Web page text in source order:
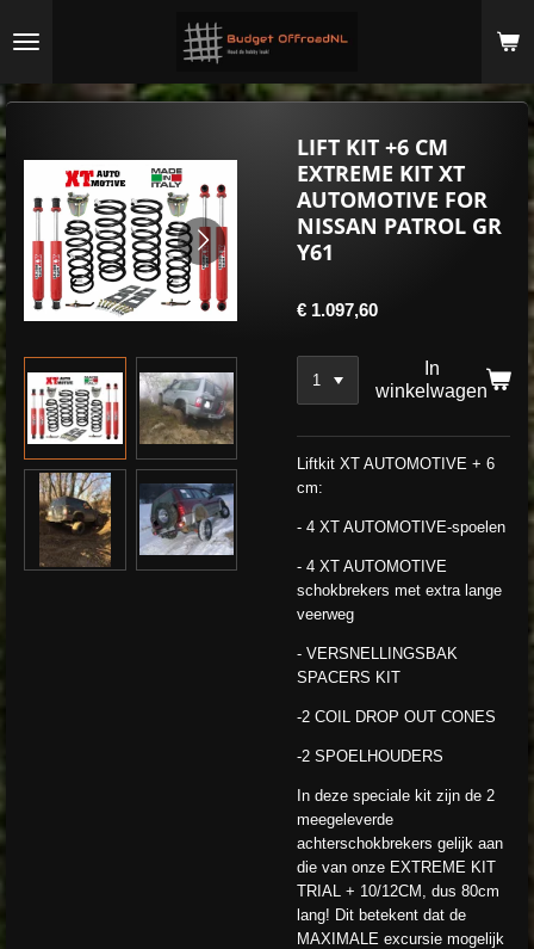
direct
LIFT KIT +6 CM
EXTREME KIT XT
AUTOMOTIVE FOR
NISSAN PATROL GR
Y61
€ 1.097,60
In
winkelwagen
Liftkit XT AUTOMOTIVE + 6
cm:
- 4 XT AUTOMOTIVE-spoelen
- 4 XT AUTOMOTIVE
schokbrekers met extra lange
veerweg
- VERSNELLINGSBAK
SPACERS KIT
-2 COIL DROP OUT CONES
-2 SPOELHOUDERS
In deze speciale kit zijn de 2
meegeleverde
achterschokbrekers gelijk aan
die van onze EXTREME KIT
TRIAL + 10/12CM, dus 80cm
lang! Dit betekent dat de
MAXIMALE excursie mogelijk